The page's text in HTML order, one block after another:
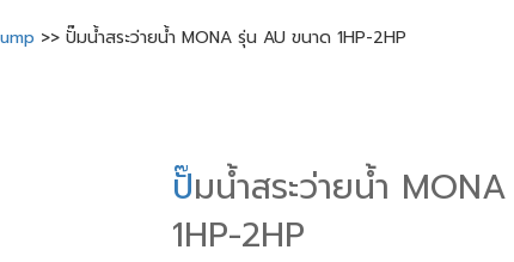
>> ปั๊มน้ำสระว่ายน้ำ MONA รุ่น AU ขนาด 1HP-2HP
ปมน้ำสระว่ายน้ำ
1HP-2HP